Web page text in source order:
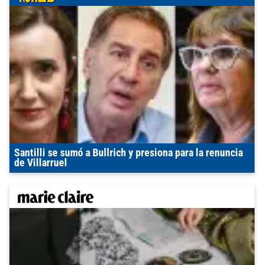
Santilli se sumó a Bullrich y presiona para la renuncia
de Villarruel